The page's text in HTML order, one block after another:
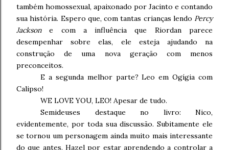
também homossexual, apaixonado por Jacinto e contando
sua história. Espero que, com tantas crianças lendo Percy
Jacksone com a influência que Riordan parece
desempenhar sobre elas, ele esteja ajudando na
construção de uma nova geração com menos
preconceitos.
E a segunda melhor parte? Leo em Ogígia com
Calipso!
WE LOVE YOU, LEO! Apesar de tudo.
Semideuses destaque no livro: Nico,
evidentemente, por toda sua discussão. Subitamente ele
se tornou um personagem ainda muito mais interessante
do que antes. Hazel por estar aprendendo a controlar a